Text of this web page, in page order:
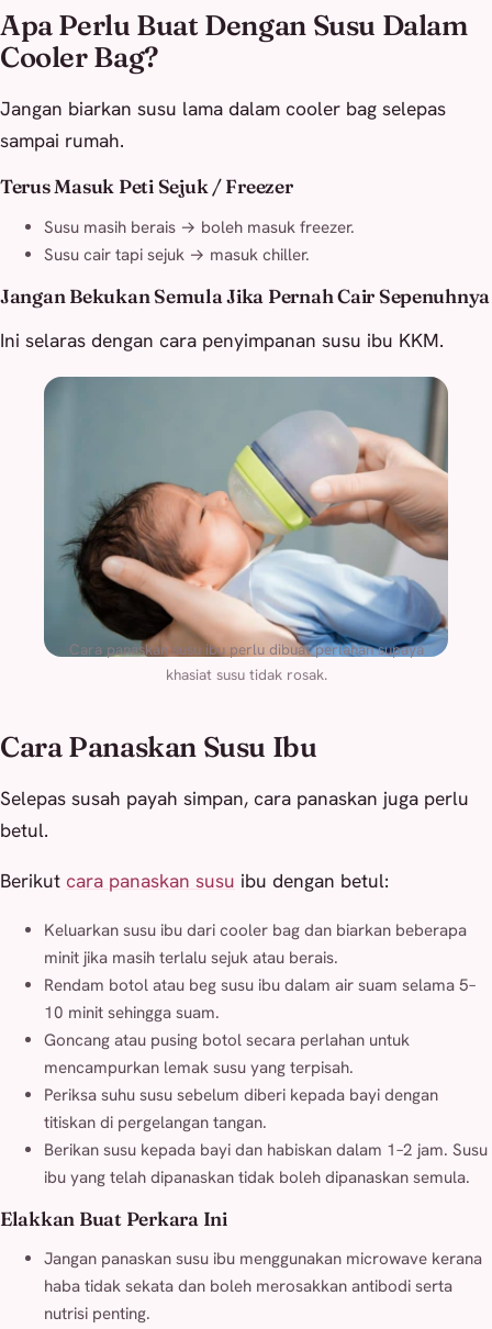
Apa Perlu Buat Dengan Susu Dalam
Cooler Bag?
Jangan biarkan susu lama dalam cooler bag selepas
sampai rumah.
Terus Masuk Peti Sejuk / Freezer
Susu masih berais → boleh masuk freezer.
Susu cair tapi sejuk → masuk chiller.
Jangan Bekukan Semula Jika Pernah Cair Sepenuhnya
Ini selaras dengan cara penyimpanan susu ibu KKM.
Cara panaskan susu ibu perlu dibuat perlahan supaya
khasiat susu tidak rosak.
Cara Panaskan Susu Ibu
Selepas susah payah simpan, cara panaskan juga perlu
betul.
Berikut cara panaskan susu ibu dengan betul:
Keluarkan susu ibu dari cooler bag dan biarkan beberapa
minit jika masih terlalu sejuk atau berais.
Rendam botol atau beg susu ibu dalam air suam selama 5–
10 minit sehingga suam.
Goncang atau pusing botol secara perlahan untuk
mencampurkan lemak susu yang terpisah.
Periksa suhu susu sebelum diberi kepada bayi dengan
titiskan di pergelangan tangan.
Berikan susu kepada bayi dan habiskan dalam 1–2 jam. Susu
ibu yang telah dipanaskan tidak boleh dipanaskan semula.
Elakkan Buat Perkara Ini
Jangan panaskan susu ibu menggunakan microwave kerana
haba tidak sekata dan boleh merosakkan antibodi serta
nutrisi penting.